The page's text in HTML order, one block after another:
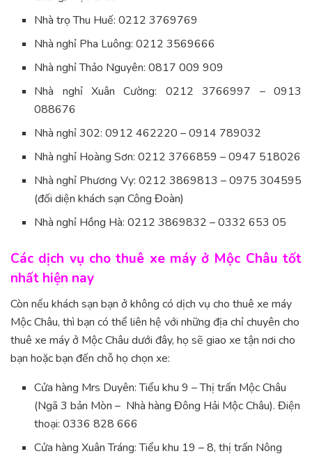
Nhà trọ Thu Huế: 0212 3769769
Nhà nghỉ Pha Luông: 0212 3569666
Nhà nghỉ Thảo Nguyên: 0817 009 909
Nhà nghỉ Xuân Cường: 0212 3766997 – 0913
088676
Nhà nghỉ 302: 0912 462220 – 0914 789032
Nhà nghỉ Hoàng Sơn: 0212 3766859 – 0947 518026
Nhà nghỉ Phương Vy: 0212 3869813 – 0975 304595
(đối diện khách sạn Công Đoàn)
Nhà nghỉ Hồng Hà: 0212 3869832 – 0332 653 05
Các dịch vụ cho thuê xe máy ở Mộc Châu tốt
nhất hiện nay
Còn nếu khách sạn bạn ở không có dịch vụ cho thuê xe máy
Mộc Châu, thì bạn có thể liên hệ với những địa chỉ chuyên cho
thuê xe máy ở Mộc Châu dưới đây, họ sẽ giao xe tận nơi cho
bạn hoặc bạn đến chỗ họ chọn xe:
Cửa hàng Mrs Duyên: Tiểu khu 9 – Thị trấn Mộc Châu
(Ngã 3 bản Mòn – Nhà hàng Đông Hải Mộc Châu). Điện
thoại: 0336 828 666
Cửa hàng Xuân Tráng: Tiểu khu 19 – 8, thị trấn Nông